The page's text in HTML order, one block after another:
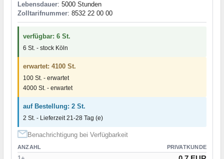
Lebensdauer: 5000 Stunden
Zolltarifnummer: 8532 22 00 00
verfügbar: 6 St.
6 St. - stock Köln
erwartet: 4100 St.
100 St. - erwartet
4000 St. - erwartet
auf Bestellung: 2 St.
2 St. - Lieferzeit 21-28 Tag (e)
Benachrichtigung bei Verfügbarkeit
ANZAHL PRIVATKUNDE